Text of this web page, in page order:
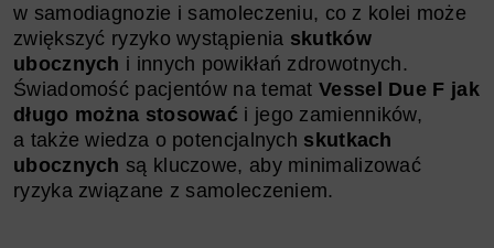
w samodiagnozie i samoleczeniu, co z kolei może
zwiększyć ryzyko wystąpienia skutków
ubocznych i innych powikłań zdrowotnych.
Świadomość pacjentów na temat Vessel Due F jak
długo można stosować i jego zamienników,
a także wiedza o potencjalnych skutkach
ubocznych są kluczowe, aby minimalizować
ryzyka związane z samoleczeniem.